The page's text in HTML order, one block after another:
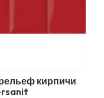
кирпичи